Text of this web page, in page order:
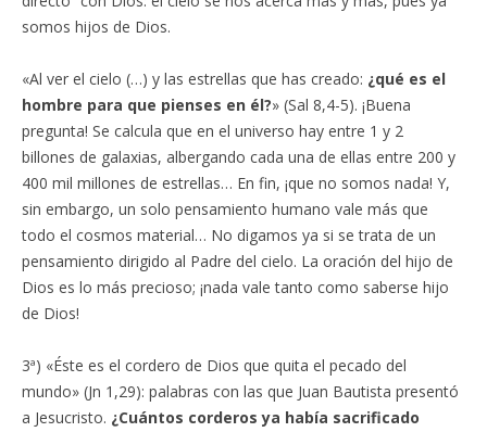
somos hijos de Dios.
«Al ver el cielo (…) y las estrellas que has creado: ¿qué es el
hombre para que pienses en él?» (Sal 8,4-5). ¡Buena
pregunta! Se calcula que en el universo hay entre 1 y 2
billones de galaxias, albergando cada una de ellas entre 200 y
400 mil millones de estrellas… En fin, ¡que no somos nada! Y,
sin embargo, un solo pensamiento humano vale más que
todo el cosmos material… No digamos ya si se trata de un
pensamiento dirigido al Padre del cielo. La oración del hijo de
Dios es lo más precioso; ¡nada vale tanto como saberse hijo
de Dios!
3ª) «Éste es el cordero de Dios que quita el pecado del
mundo» (Jn 1,29): palabras con las que Juan Bautista presentó
a Jesucristo. ¿Cuántos corderos ya había sacrificado